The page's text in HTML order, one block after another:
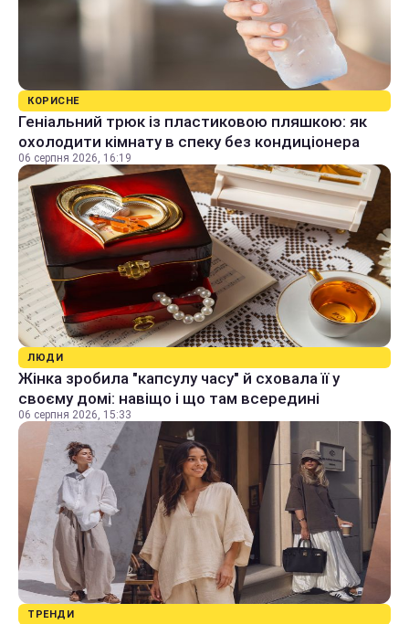
КОРИСНЕ
Геніальний трюк із пластиковою пляшкою: як
охолодити кімнату в спеку без кондиціонера
06 серпня 2026, 16:19
ЛЮДИ
Жінка зробила "капсулу часу" й сховала її у
своєму домі: навіщо і що там всередині
06 серпня 2026, 15:33
ТРЕНДИ